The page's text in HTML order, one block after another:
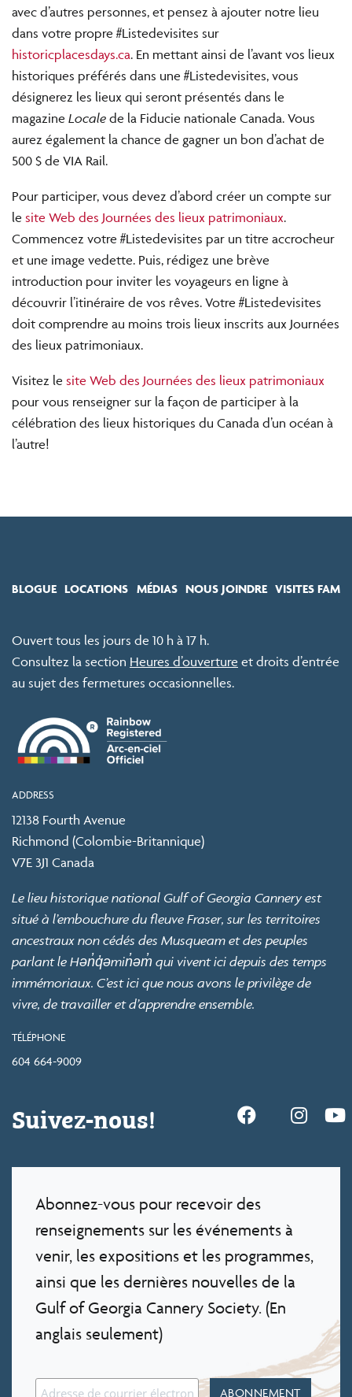
avec d’autres personnes, et pensez à ajouter notre lieu
dans votre propre #Listedevisites sur
historicplacesdays.ca. En mettant ainsi de l’avant vos lieux
historiques préférés dans une #Listedevisites, vous
désignerez les lieux qui seront présentés dans le
magazine Locale de la Fiducie nationale Canada. Vous
aurez également la chance de gagner un bon d’achat de
500 $ de VIA Rail.
Pour participer, vous devez d’abord créer un compte sur
le site Web des Journées des lieux patrimoniaux.
Commencez votre #Listedevisites par un titre accrocheur
et une image vedette. Puis, rédigez une brève
introduction pour inviter les voyageurs en ligne à
découvrir l’itinéraire de vos rêves. Votre #Listedevisites
doit comprendre au moins trois lieux inscrits aux Journées
des lieux patrimoniaux.
Visitez le site Web des Journées des lieux patrimoniaux
pour vous renseigner sur la façon de participer à la
célébration des lieux historiques du Canada d’un océan à
l’autre!
BLOGUE LOCATIONS MÉDIAS NOUS JOINDRE VISITES FAM
Ouvert tous les jours de 10 h à 17 h.
Consultez la section Heures d’ouverture et droits d’entrée
au sujet des fermetures occasionnelles.
ADDRESS
12138 Fourth Avenue
Richmond (Colombie-Britannique)
V7E 3J1 Canada
Le lieu historique national Gulf of Georgia Cannery est
situé à l’embouchure du fleuve Fraser, sur les territoires
ancestraux non cédés des Musqueam et des peuples
parlant le Hən̓q̓əmin̓əm̓ qui vivent ici depuis des temps
immémoriaux. C’est ici que nous avons le privilège de
vivre, de travailler et d’apprendre ensemble.
TÉLÉPHONE
604 664-9009
Suivez-nous!
Abonnez-vous pour recevoir des
renseignements sur les événements à
venir, les expositions et les programmes,
ainsi que les dernières nouvelles de la
Gulf of Georgia Cannery Society. (En
anglais seulement)